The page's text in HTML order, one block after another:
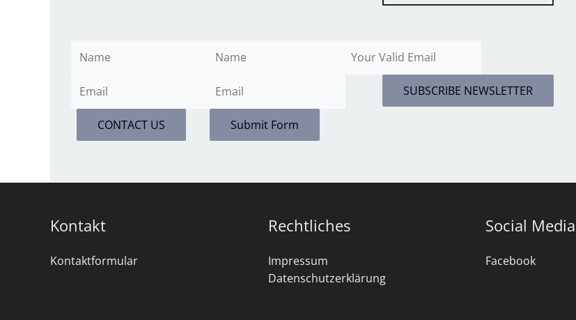
CONTACT US Submit Form
SUBSCRIBE NEWSLETTER
Kontakt
Kontaktformular
Rechtliches
Impressum
Datenschutzerklärung
Social Media
Facebook